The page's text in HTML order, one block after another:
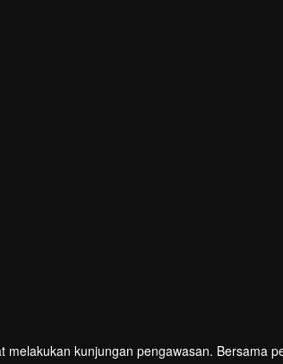
kunjungan pengawasan. Bersama